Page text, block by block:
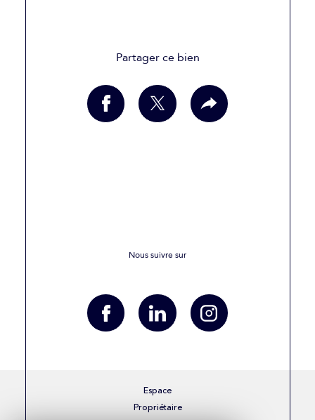
Partager ce bien
Nous suivre sur
Espace
Propriétaire